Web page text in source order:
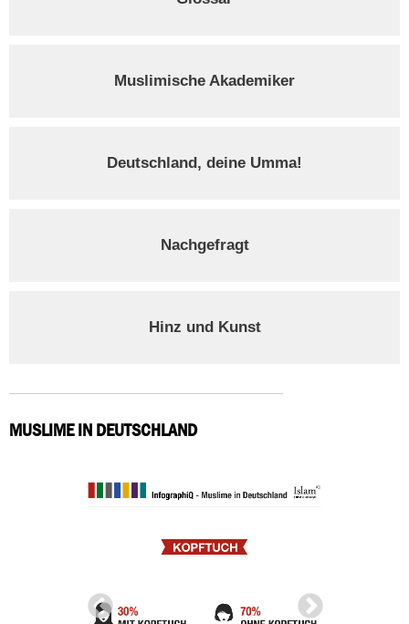
Muslimische Akademiker
Deutschland, deine Umma!
Nachgefragt
Hinz und Kunst
MUSLIME IN DEUTSCHLAND